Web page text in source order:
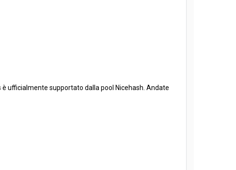
ufficialmente supportato dalla pool Nicehash. Andate